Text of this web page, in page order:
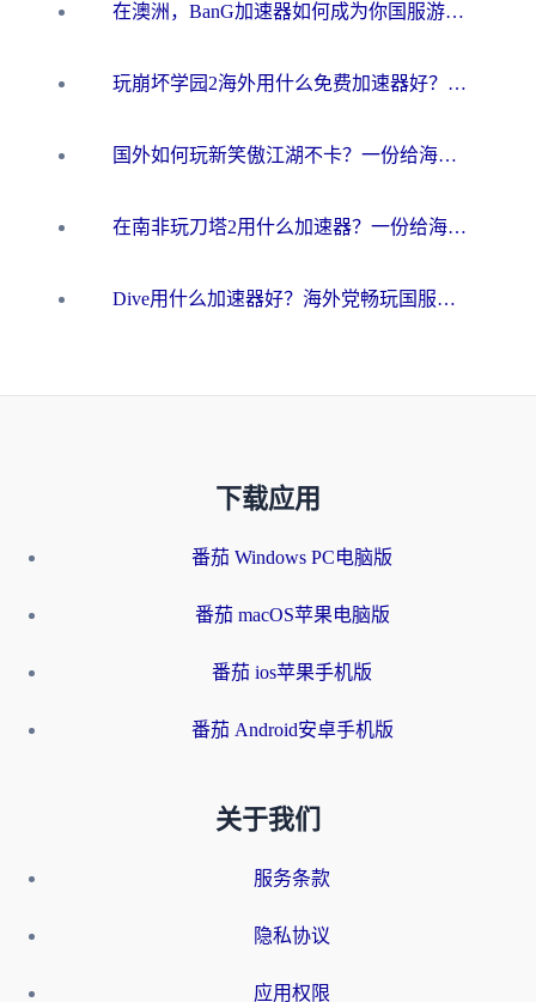
在澳洲，BanG加速器如何成为你国服游戏的“时光机”？
玩崩坏学园2海外用什么免费加速器好？2026海外党亲测国服游戏加速指南
国外如何玩新笑傲江湖不卡？一份给海外游子的终极网络指南
在南非玩刀塔2用什么加速器？一份给海外游子的终极生存指南
Dive用什么加速器好？海外党畅玩国服游戏的终极避坑指南
下载应用
番茄 Windows PC电脑版
番茄 macOS苹果电脑版
番茄 ios苹果手机版
番茄 Android安卓手机版
关于我们
服务条款
隐私协议
应用权限